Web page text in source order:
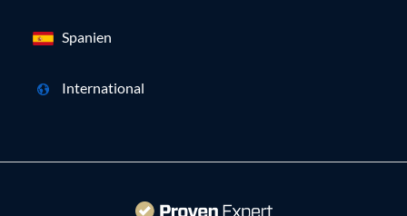
Spanien
International